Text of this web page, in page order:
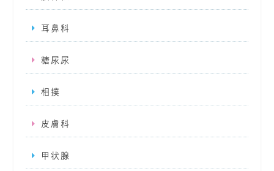
耳鼻科
糖尿尿
相撲
皮膚科
甲状腺